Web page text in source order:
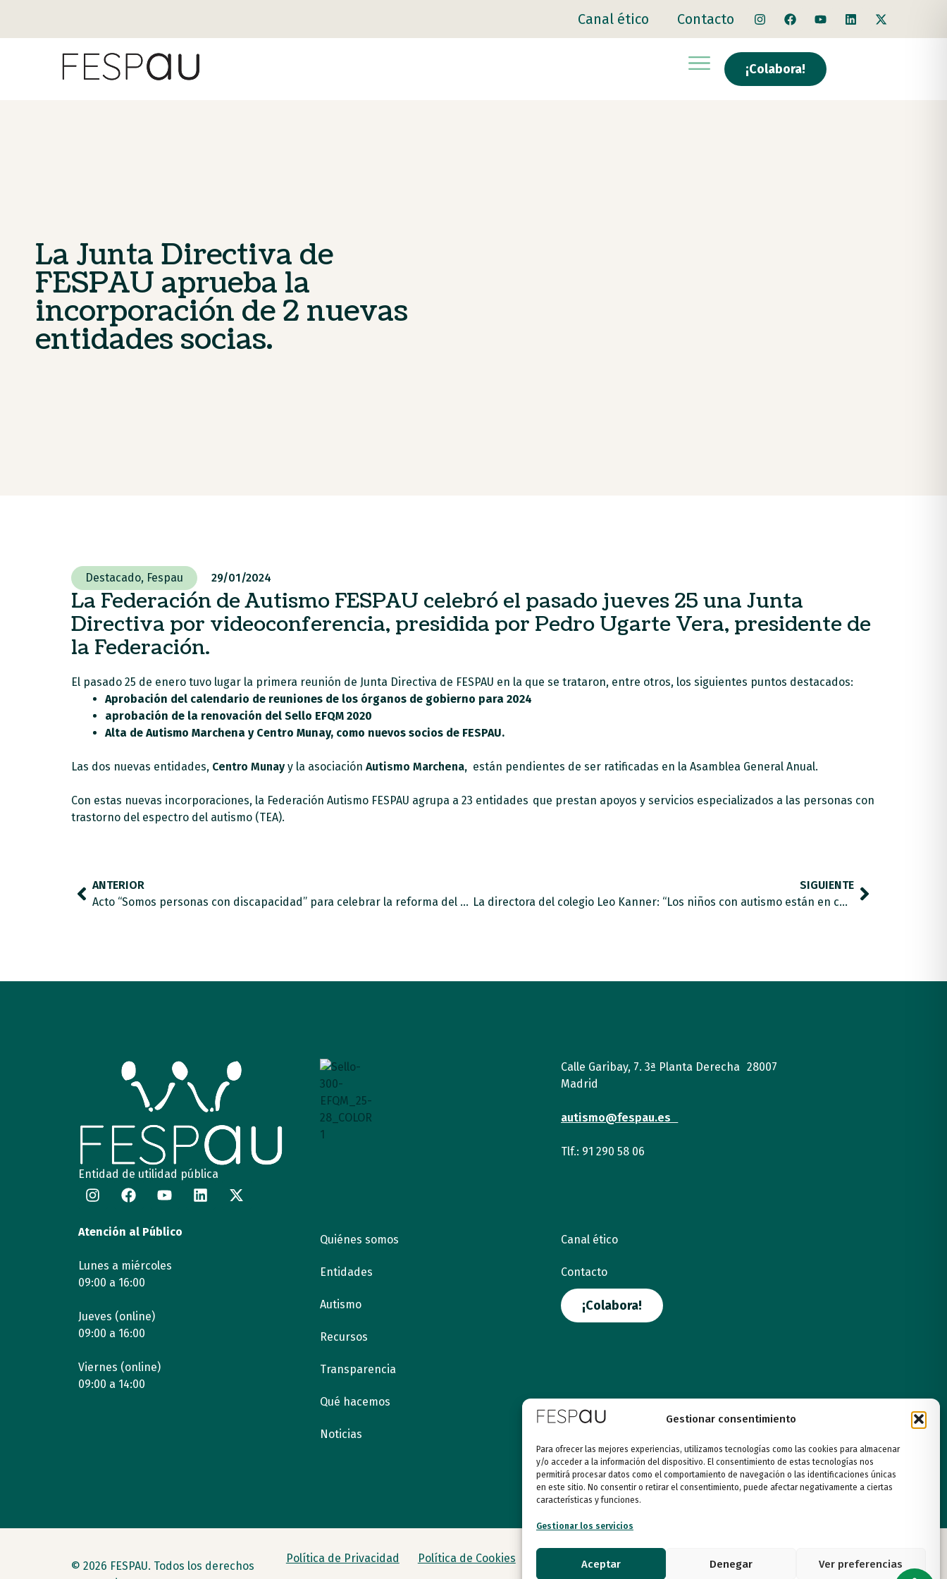
Gestionar consentimiento
Para ofrecer las mejores experiencias, utilizamos tecnologías como las cookies para almacenar
y/o acceder a la información del dispositivo. El consentimiento de estas tecnologías nos
permitirá procesar datos como el comportamiento de navegación o las identificaciones únicas
en este sitio. No consentir o retirar el consentimiento, puede afectar negativamente a ciertas
características y funciones.
Gestionar los servicios
Aceptar Denegar Ver preferencias
Canal ético Contacto
¡Colabora!
La Junta Directiva de
FESPAU aprueba la
incorporación de 2 nuevas
entidades socias.
Destacado, Fespau 29/01/2024
La Federación de Autismo FESPAU celebró el pasado jueves 25 una Junta
Directiva por videoconferencia, presidida por Pedro Ugarte Vera, presidente de
la Federación.
El pasado 25 de enero tuvo lugar la primera reunión de Junta Directiva de FESPAU en la que se trataron, entre otros, los siguientes puntos destacados:
Aprobación del calendario de reuniones de los órganos de gobierno para 2024
aprobación de la renovación del Sello EFQM 2020
Alta de Autismo Marchena y Centro Munay, como nuevos socios de FESPAU.
Las dos nuevas entidades, Centro Munayy la asociación Autismo Marchena, están pendientes de ser ratificadas en la Asamblea General Anual.
Con estas nuevas incorporaciones, la Federación Autismo FESPAU agrupa a 23 entidades que prestan apoyos y servicios especializados a las personas con
trastorno del espectro del autismo (TEA).
ANTERIOR
Acto “Somos personas con discapacidad” para celebrar la reforma del artículo 49 de la Constitución.
SIGUIENTE
La directora del colegio Leo Kanner: “Los niños con autismo están en constante desafío con el mundo”
Entidad de utilidad pública
Calle Garibay, 7. 3ª Planta Derecha 28007
Madrid
autismo@fespau.es
Tlf.: 91 290 58 06
Atención al Público
Lunes a miércoles
09:00 a 16:00
Jueves (online)
09:00 a 16:00
Viernes (online)
09:00 a 14:00
Quiénes somos
Entidades
Autismo
Recursos
Transparencia
Qué hacemos
Noticias
Canal ético
Contacto
¡Colabora!
© 2026 FESPAU. Todos los derechos
Política de Privacidad Política de Cookies